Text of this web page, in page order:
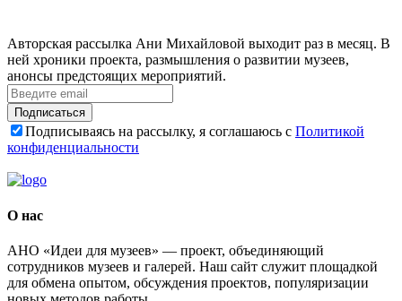
Авторская рассылка Ани Михайловой выходит раз в месяц. В
ней хроники проекта, размышления о развитии музеев,
анонсы предстоящих мероприятий.
Подписаться
Подписываясь на рассылку, я соглашаюсь с Политикой
конфиденциальности
О нас
АНО «Идеи для музеев» — проект, объединяющий
сотрудников музеев и галерей. Наш сайт служит площадкой
для обмена опытом, обсуждения проектов, популяризации